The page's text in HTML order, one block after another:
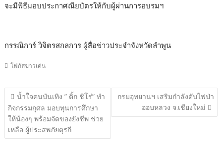
จะมี​พิธีมอบประกาศณียบัตรให้กับผู้ผ่านการอบรมฯ
กรรณิการ์ วิจิตรสกลการ ผู้สื่อข่าวประจำจังหวัดลำพูน
โฟกัสข่าวเด่น
แนะแนว
เรื่อง
นํ้าใจคนบันเทิง ” ติ้ก ชิโร่” ทำ
กิจกรรมกุศล มอบทุนการศึกษา
ให้น้องๆ พร้อมจัดของยังชีพ ช่วย
เหลือ ผู้ประสพภัยตุรกี
กรมอุทยานฯ เสริมกำลังดับไฟป่า
ออบหลวง จ.เชียงใหม่